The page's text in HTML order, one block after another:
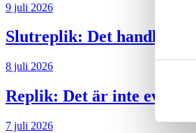
9 juli 2026
Slutreplik: Det handlar
8 juli 2026
Replik: Det är inte
7 juli 2026